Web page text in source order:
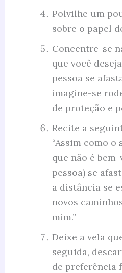
Polvilhe um
sobre o papel
Concentre-se
que você
pessoa se
imagine-se
de proteção e
Recite a
“Assim como
que não é
pessoa) se
a distância se
novos
mim.”
Deixe a vela
seguida,
de preferência